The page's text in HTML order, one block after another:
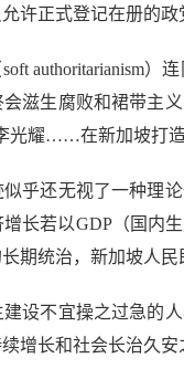
许正式登记在册的
authoritarianism）
滋生腐败和裙带主
光耀……在新加坡打造
还无视了一种理论
长若以GDP（国内
期统治，新加坡人
不宜操之过急的人
增长和社会长治久